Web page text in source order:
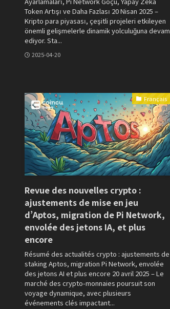
Token Artışı ve Daha Fazlası 20 Nisan 2025 –
Kripto para piyasası, çeşitli projeleri etkileyen
önemli gelişmelerle dinamik yolculuğuna devam
ediyor. Sta...
2025-04-20
Français
Revue des nouvelles crypto :
ajustements de mise en jeu
d’Aptos, migration de Pi Network,
envolée des jetons IA, et plus
encore
Résumé des actualités crypto : ajustements de
staking Aptos, migration Pi Network, envolée
des jetons AI et plus encore 20 avril 2025 – Le
marché des crypto-monnaies poursuit son
voyage dynamique, avec plusieurs
événements clés impactant...